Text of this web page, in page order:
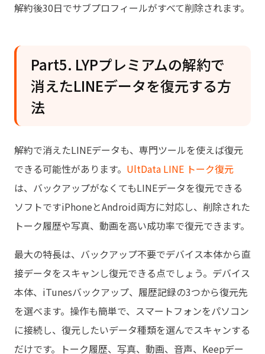
解約後30日でサブプロフィールがすべて削除されます。
Part5. LYPプレミアムの解約で
消えたLINEデータを復元する方
法
解約で消えたLINEデータも、専門ツールを使えば復元
できる可能性があります。 UltData LINE トーク復元
は、バックアップがなくてもLINEデータを復元できる
ソフトですiPhoneとAndroid両方に対応し、削除された
トーク履歴や写真、動画を高い成功率で復元できます。
最大の特長は、バックアップ不要でデバイス本体から直
接データをスキャンし復元できる点でしょう。デバイス
本体、iTunesバックアップ、履歴記録の3つから復元先
を選べます。操作も簡単で、スマートフォンをパソコン
に接続し、復元したいデータ種類を選んでスキャンする
だけです。トーク履歴、写真、動画、音声、Keepデー